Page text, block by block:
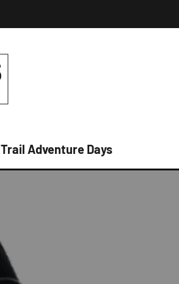
Trail Adventure Days